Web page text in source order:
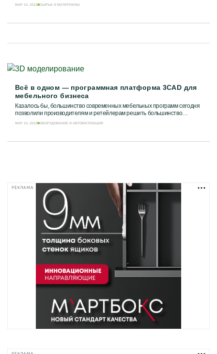
МАР 14, 2022 СЫРЬЕ И МАТЕРИАЛЫ
Всё в одном — программная платформа 3CAD для
мебельного бизнеса
Казалось бы, большинство современных мебельных программ сегодня
позволили производителям и ретейлерам решить большинство
МАР 14, 2022 ОБОРУДОВАНИЕ И АВТОМАТИЗАЦИЯ
РЕКЛАМА